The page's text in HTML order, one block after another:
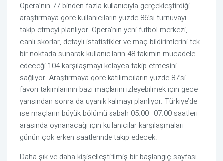
Opera’nın 77 binden fazla kullanıcıyla gerçekleştirdiği
araştırmaya göre kullanıcıların yüzde 86’sı turnuvayı
takip etmeyi planlıyor. Opera’nın yeni futbol merkezi,
canlı skorlar, detaylı istatistikler ve maç bildirimlerini tek
bir noktada sunarak kullanıcıların 48 takımın mücadele
edeceği 104 karşılaşmayı kolayca takip etmesini
sağlıyor. Araştırmaya göre katılımcıların yüzde 87’si
favori takımlarının bazı maçlarını izleyebilmek için gece
yarısından sonra da uyanık kalmayı planlıyor. Türkiye’de
ise maçların büyük bölümü sabah 05.00–07.00 saatleri
arasında oynanacağı için kullanıcılar karşılaşmaları
günün çok erken saatlerinde takip edecek.
Daha şık ve daha kişiselleştirilmiş bir başlangıç sayfası